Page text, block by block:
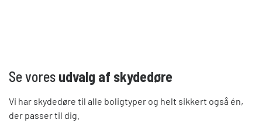
Se vores udvalg af skydedøre
Vi har skydedøre til alle boligtyper og helt sikkert også én,
der passer til dig.